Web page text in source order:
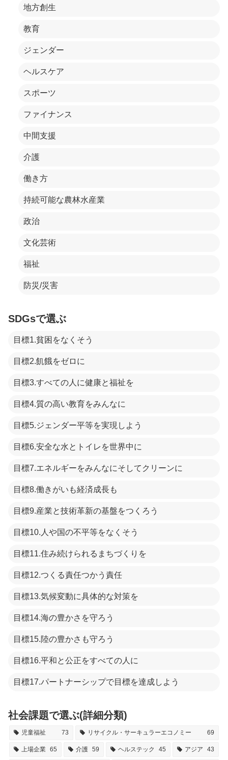
地方創生
教育
ジェンダー
ヘルスケア
スポーツ
ファイナンス
中間支援
介護
働き方
持続可能な農林水産業
政治
文化芸術
福祉
防災/災害
SDGsで選ぶ
目標1.貧困をなくそう
目標2.飢餓をゼロに
目標3.すべての人に健康と福祉を
目標4.質の高い教育をみんなに
目標5.ジェンダー平等を実現しよう
目標6.安全な水とトイレを世界中に
目標7.エネルギーをみんなにそしてクリーンに
目標8.働きがいも経済成長も
目標9.産業と技術革新の基盤をつくろう
目標10.人や国の不平等をなくそう
目標11.住み続けられるまちづくりを
目標12.つくる責任つかう責任
目標13.気候変動に具体的な対策を
目標14.海の豊かさを守ろう
目標15.陸の豊かさも守ろう
目標16.平和と公正をすべての人に
目標17.パートナーシップで目標を達成しよう
社会課題で選ぶ(詳細分類)
児童福祉 73 リサイクル・サーキュラーエコノミー 69
上場企業 65 介護 59 ヘルステック 45 アジア 43